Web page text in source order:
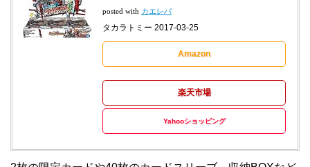
posted with カエレバ
タカラトミー 2017-03-25
Amazon
楽天市場
Yahooショッピング